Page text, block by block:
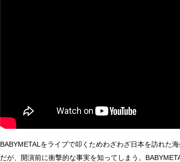
BABYMETALをライブで叩くためわざわざ日本を訪れた
だが、開演前に衝撃的な事実を知ってしまう。